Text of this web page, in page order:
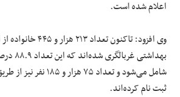
اعلام شده است.
وی افزود: تاکنون
شامل می‌شود و تعداد ۷۵
ثبت نام کرده‌اند.